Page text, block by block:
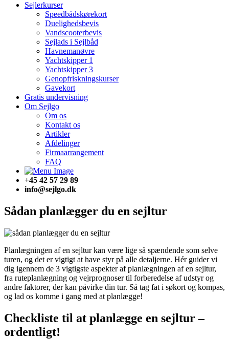
Sejlerkurser
Speedbådskørekort
Duelighedsbevis
Vandscooterbevis
Sejlads i Sejlbåd
Havnemanøvre
Yachtskipper 1
Yachtskipper 3
Genopfriskningskurser
Gavekort
Gratis undervisning
Om Sejlgo
Om os
Kontakt os
Artikler
Afdelinger
Firmaarrangement
FAQ
+45 42 57 29 89
info@sejlgo.dk
Sådan planlægger du en sejltur
Planlægningen af en sejltur kan være lige så spændende som selve
turen, og det er vigtigt at have styr på alle detaljerne. Hér guider vi
dig igennem de 3 vigtigste aspekter af planlægningen af en sejltur,
fra ruteplanlægning og vejrprognoser til forberedelse af udstyr og
andre faktorer, der kan påvirke din tur. Så tag fat i søkort og kompas,
og lad os komme i gang med at planlægge!
Checkliste til at planlægge en sejltur –
ordentligt!